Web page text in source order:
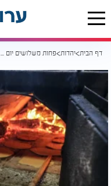
דף הבית יהדות פחות משלושים יום לפסח - כך מתכוננים באמת לחג הגדול